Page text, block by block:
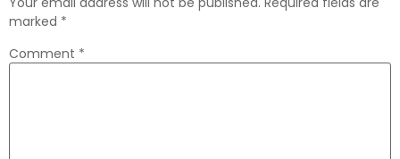
marked *
Comment *